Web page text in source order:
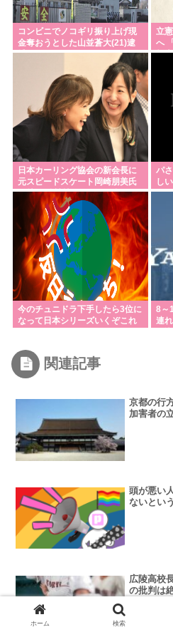
コンビニでノコギリ振り上げ現
金奪おうとした山並蒼大(21)逮
捕
立
へ
報
日本カーリング協会の新会長に
元スピードスケート岡崎朋美氏
が就任 他競技から異例の起用
パ
し
デ
今のチュニドラ下手したら3位に
なって日本シリーズいくぞこれ
8～
連
関連記事
京都の行
加害者の
頭が悪い
ないとい
広陵高校
の批判は
ホーム 検索